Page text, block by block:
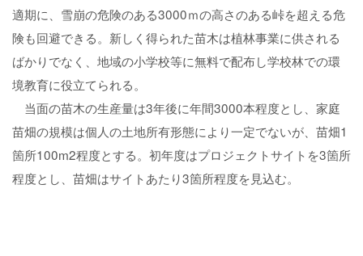
適期に、雪崩の危険のある3000ｍの高さのある峠を超える危
険も回避できる。新しく得られた苗木は植林事業に供される
ばかりでなく、地域の小学校等に無料で配布し学校林での環
境教育に役立てられる。
当面の苗木の生産量は3年後に年間3000本程度とし、家庭
苗畑の規模は個人の土地所有形態により一定でないが、苗畑1
箇所100m2程度とする。初年度はプロジェクトサイトを3箇所
程度とし、苗畑はサイトあたり3箇所程度を見込む。